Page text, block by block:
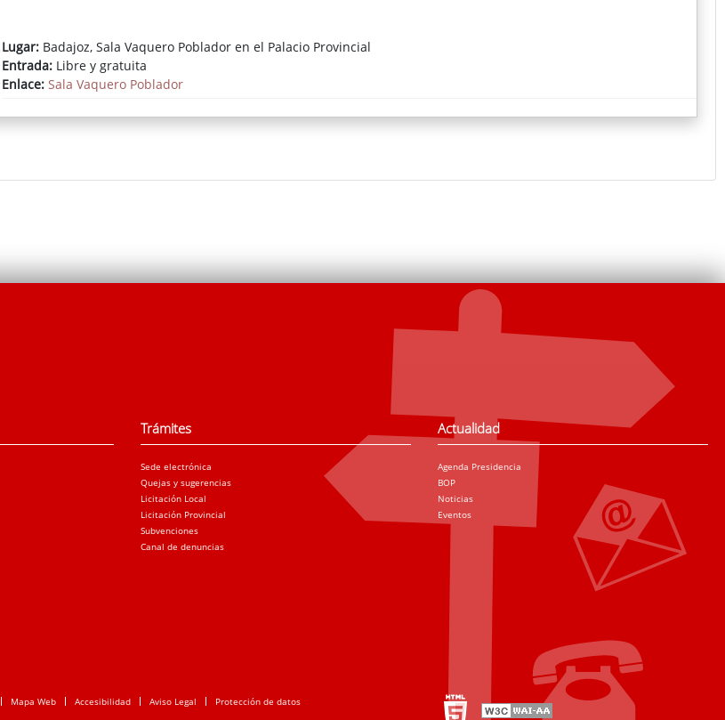
Lugar:Badajoz, Sala Vaquero Poblador en el Palacio Provincial
Entrada:Libre y gratuita
Enlace: Sala Vaquero Poblador
Trámites
Sede electrónica
Quejas y sugerencias
Licitación Local
Licitación Provincial
Subvenciones
Canal de denuncias
Actualidad
Agenda Presidencia
BOP
Noticias
Eventos
Mapa Web Accesibilidad Aviso Legal Protección de datos